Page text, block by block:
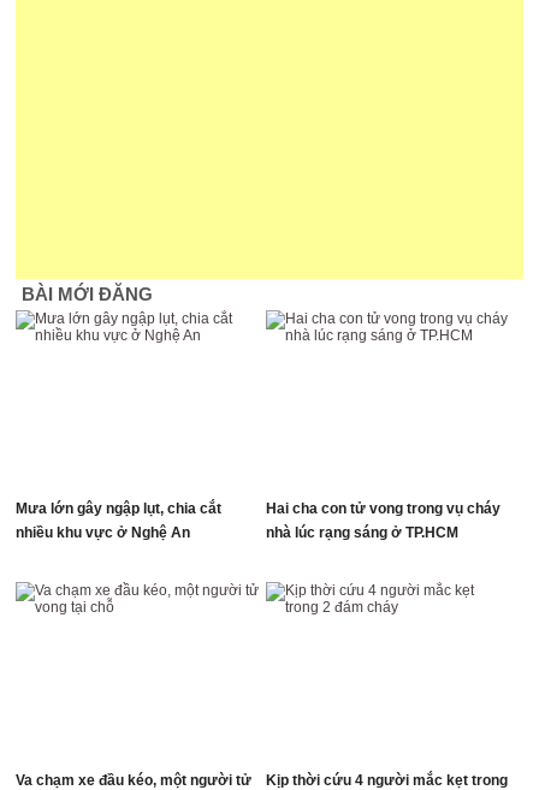
BÀI MỚI ĐĂNG
Mưa lớn gây ngập lụt, chia cắt
nhiều khu vực ở Nghệ An
Hai cha con tử vong trong vụ cháy
nhà lúc rạng sáng ở TP.HCM
Va chạm xe đầu kéo, một người tử
Kịp thời cứu 4 người mắc kẹt trong